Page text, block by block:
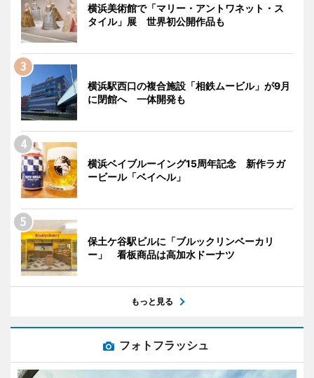
横浜美術館で「マリー・アントワネット・ス
タイル」展 世界初公開作品も
横浜駅西口の複合施設「相鉄ムービル」が9月
に閉館へ 一体開発も
横浜ベイブルーイング15周年記念 新作ラガ
ービール「ベイヘル」
保土ケ谷駅ビルに「ブルックリンベーカリ
ー」 看板商品は高加水ドーナツ
もっと見る
フォトフラッシュ